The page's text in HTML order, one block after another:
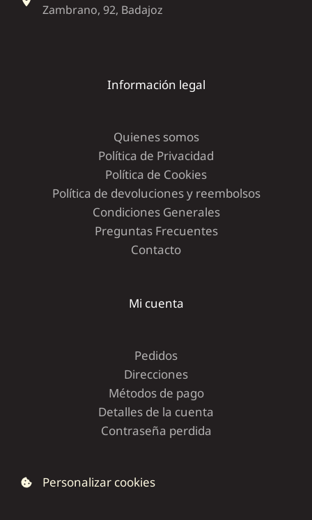
Zambrano, 92, Badajoz
Información legal
Quienes somos
Política de Privacidad
Política de Cookies
Política de devoluciones y reembolsos
Condiciones Generales
Preguntas Frecuentes
Contacto
Mi cuenta
Pedidos
Direcciones
Métodos de pago
Detalles de la cuenta
Contraseña perdida
Personalizar cookies